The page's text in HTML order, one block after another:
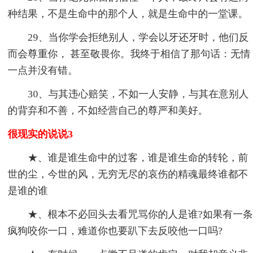
种结果，不是生命中的那个人，就是生命中的一堂课。
29、当你学会拒绝别人，学会以牙还牙时，他们反
而会尊重你， 甚至敬畏你。我终于相信了那句话：无情
一点并没有错。
30、与其违心赔笑，不如一人安静，与其在意别人
的背弃和不善，不如经营自己的尊严和美好。
很现实的说说3
★、谁是谁生命中的过客，谁是谁生命的转轮，前
世的尘，今世的风，无穷无尽的哀伤的精魂最终谁都不
是谁的谁
★、根本不必回头去看咒骂你的人是谁?如果有一条
疯狗咬你一口，难道你也要趴下去反咬他一口吗?